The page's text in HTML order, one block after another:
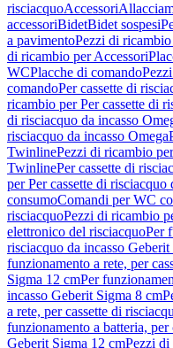
risciacquoAccessori
accessoriBidetBidet sospesi
a pavimentoPezzi di
di ricambio per Accessori
WCPlacche di comando
comandoPer cassette di
ricambio per Per cassette di
di risciacquo da incasso
risciacquo da incasso Omega
TwinlinePezzi di ricambio
TwinlinePer cassette di
per Per cassette di risciacquo
consumoComandi per WC
risciacquoPezzi di ricambio
elettronico del risciacquoPer
risciacquo da incasso
funzionamento a rete, per
Sigma 12 cmPer
incasso Geberit Sigma 8 cm
a rete, per cassette di
funzionamento a batteria, per
Geberit Sigma 12 cmPezzi di